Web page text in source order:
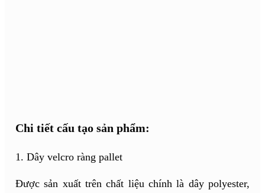
Chi tiết cấu tạo sản phẩm:
1. Dây velcro ràng pallet
Được sản xuất trên chất liệu chính là dây polyester,